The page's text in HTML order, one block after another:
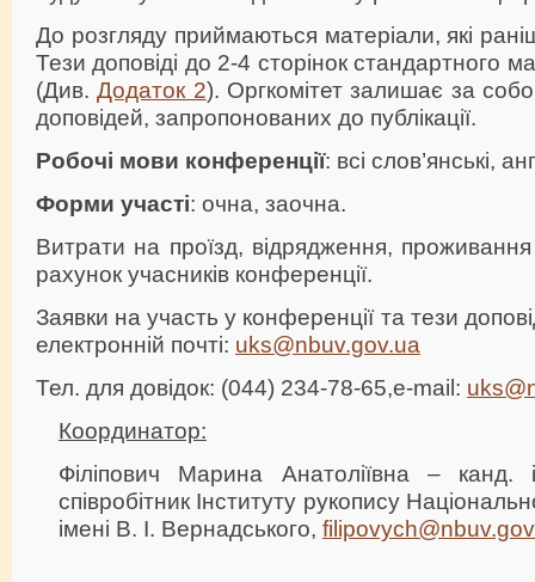
До розгляду приймаються матеріали, які
Тези доповіді до 2-4 сторінок стандартного
(Див.Додаток 2). Оргкомітет залишає за
доповідей, запропонованих до публікації.
Робочі мови конференції: всі слов’янські,
Форми участі: очна, заочна.
Витрати на проїзд, відрядження,
рахунок учасників конференції.
Заявки на участь у конференції та тези
електронній почті: uks@nbuv.gov.ua
Тел. для довідок: (044) 234-78-65,е-mail:
Координатор:
Філіпович Марина Анатоліївна – канд.
співробітник Інституту рукопису
імені В. І. Вернадського,